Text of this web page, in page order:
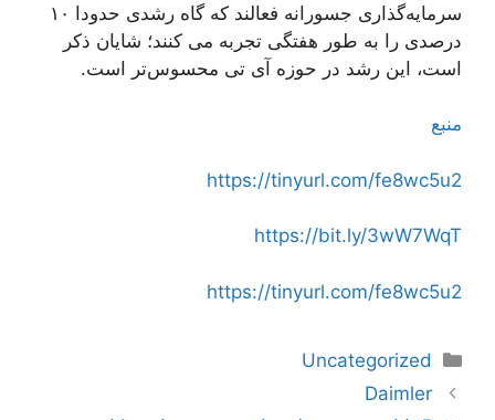
سرمایه‌گذاری جسورانه فعالند که گاه رشدی حدودا ۱۰
درصدی را به طور هفتگی تجربه می کنند؛ شایان ذکر
است، این رشد در حوزه آی تی محسوس‌تر است.
منبع
https://tinyurl.com/fe8wc5u2
https://bit.ly/3wW7WqT
https://tinyurl.com/fe8wc5u2
دسته‌ها
Uncategorized
ناوبریDaimler